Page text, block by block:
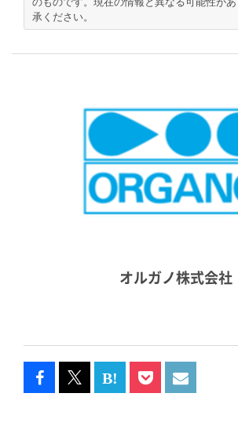
承ください。
オルガノ株式会社